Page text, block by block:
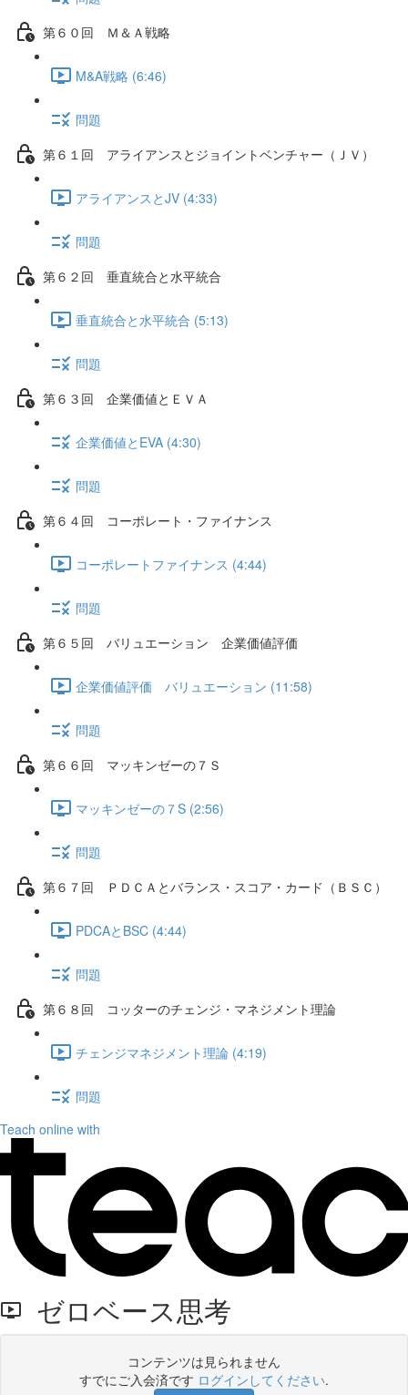
第６０回 Ｍ＆Ａ戦略
M&A戦略 (6:46)
問題
第６１回 アライアンスとジョイントベンチャー（ＪＶ）
アライアンスとJV (4:33)
問題
第６２回 垂直統合と水平統合
垂直統合と水平統合 (5:13)
問題
第６３回 企業価値とＥＶＡ
企業価値とEVA (4:30)
問題
第６４回 コーポレート・ファイナンス
コーポレートファイナンス (4:44)
問題
第６５回 バリュエーション 企業価値評価
企業価値評価 バリュエーション (11:58)
問題
第６６回 マッキンゼーの７Ｓ
マッキンゼーの７S (2:56)
問題
第６７回 ＰＤＣＡとバランス・スコア・カード（ＢＳＣ）
PDCAとBSC (4:44)
問題
第６８回 コッターのチェンジ・マネジメント理論
チェンジマネジメント理論 (4:19)
問題
Teach online with
ゼロベース思考
コンテンツは見られません
すでにご入会済です ログインしてください.